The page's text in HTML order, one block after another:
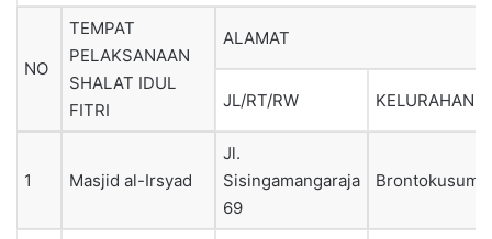
NO
TEMPAT
PELAKSANAAN
SHALAT IDUL
FITRI
ALAMAT
JL/RT/RW KELURAHAN
1 Masjid al-Irsyad
Jl.
Sisingamangaraja
69